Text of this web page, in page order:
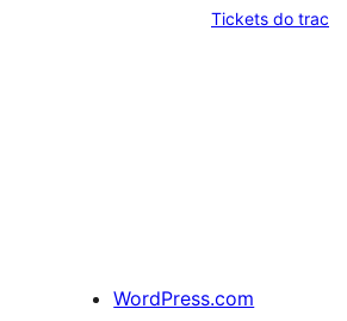
Tickets do trac
WordPress.com